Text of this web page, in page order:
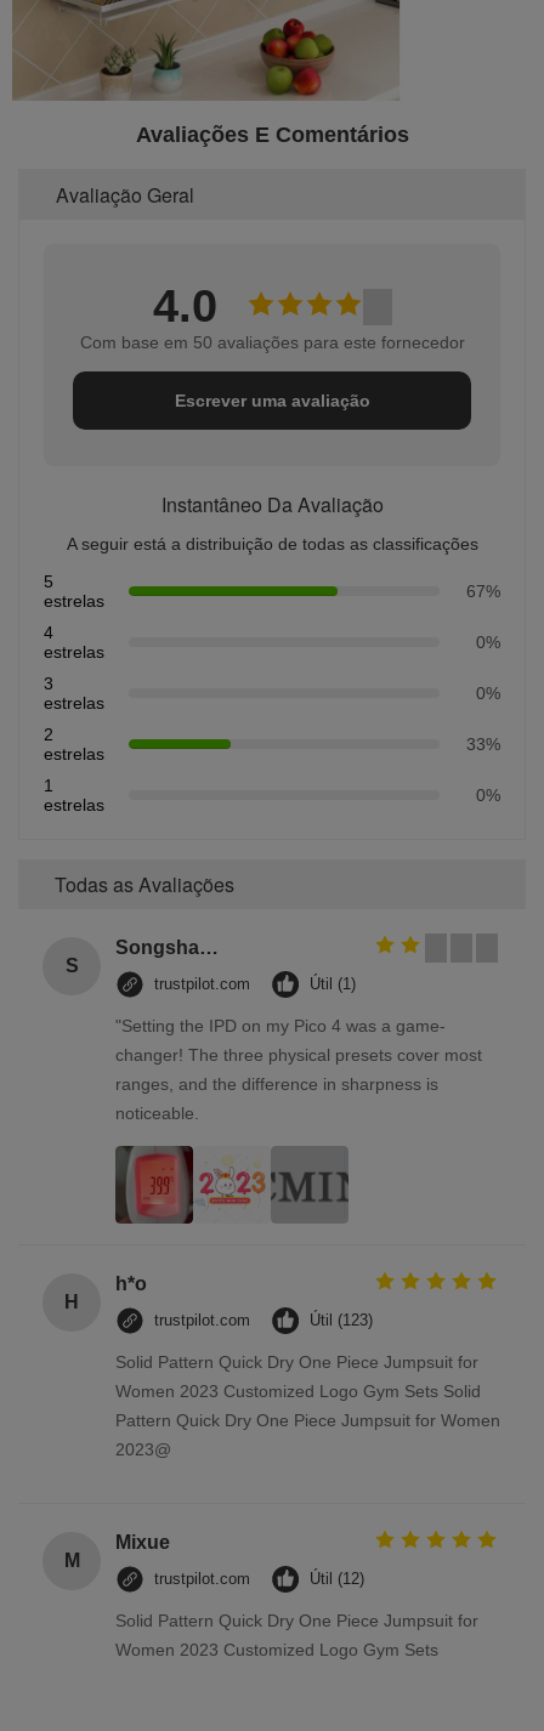
Avaliações E Comentários
Avaliação Geral
4.0
Com base em 50 avaliações para este fornecedor
Escrever uma avaliação
Instantâneo Da Avaliação
A seguir está a distribuição de todas as classificações
5
estrelas
67%
4
estrelas
0%
3
estrelas
0%
2
estrelas
33%
1
estrelas
0%
Todas as Avaliações
S
Songshang
trustpilot.com Útil (1)
"Setting the IPD on my Pico 4 was a game-
changer! The three physical presets cover most
ranges, and the difference in sharpness is
noticeable.
H
h*o
trustpilot.com Útil (123)
Solid Pattern Quick Dry One Piece Jumpsuit for
Women 2023 Customized Logo Gym Sets Solid
Pattern Quick Dry One Piece Jumpsuit for Women
2023@
M
Mixue
trustpilot.com Útil (12)
Solid Pattern Quick Dry One Piece Jumpsuit for
Women 2023 Customized Logo Gym Sets